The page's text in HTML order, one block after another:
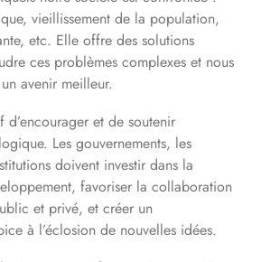
vieillissement de la population,
etc. Elle offre des solutions
ces problèmes complexes et nous
avenir meilleur.
et de soutenir
Les gouvernements, les
doivent investir dans la
favoriser la collaboration
et privé, et créer un
à l’éclosion de nouvelles idées.